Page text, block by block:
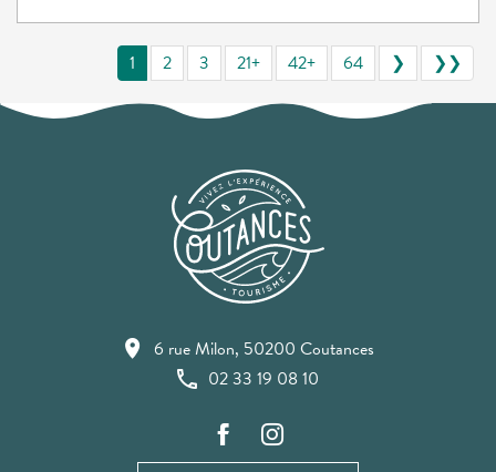
1 2 3 21+ 42+ 64 ❯ ❯❯
6 rue Milon, 50200 Coutances
02 33 19 08 10